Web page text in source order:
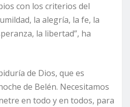
con los criterios del
la alegría, la fe, la
la libertad”, ha
de Dios, que es
de Belén. Necesitamos
en todo y en todos, para